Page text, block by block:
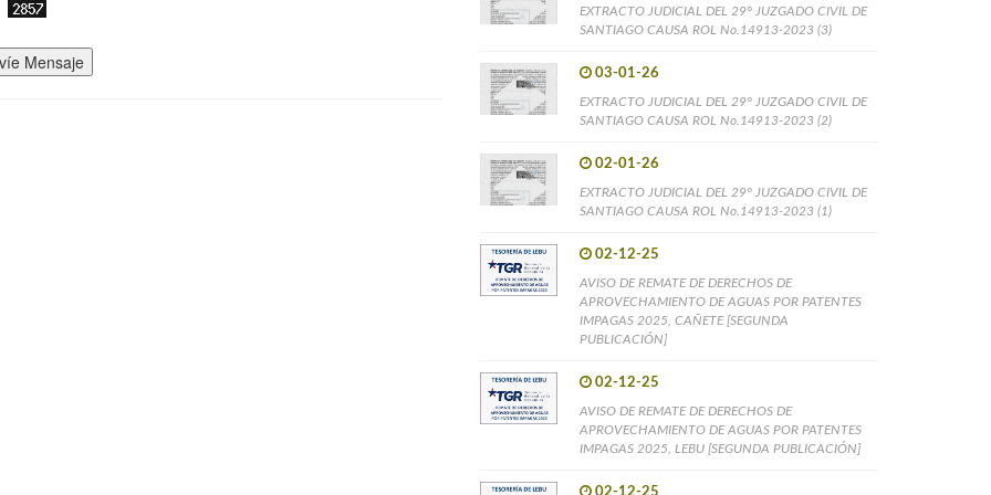
Mensaje
EXTRACTO JUDICIAL DEL 29° JUZGADO CIVIL DE
SANTIAGO CAUSA ROL No.14913-2023 (3)
03-01-26
EXTRACTO JUDICIAL DEL 29° JUZGADO CIVIL DE
SANTIAGO CAUSA ROL No.14913-2023 (2)
02-01-26
EXTRACTO JUDICIAL DEL 29° JUZGADO CIVIL DE
SANTIAGO CAUSA ROL No.14913-2023 (1)
02-12-25
AVISO DE REMATE DE DERECHOS DE
APROVECHAMIENTO DE AGUAS POR PATENTES
IMPAGAS 2025, CAÑETE [SEGUNDA
PUBLICACIÓN]
02-12-25
AVISO DE REMATE DE DERECHOS DE
APROVECHAMIENTO DE AGUAS POR PATENTES
IMPAGAS 2025, LEBU [SEGUNDA PUBLICACIÓN]